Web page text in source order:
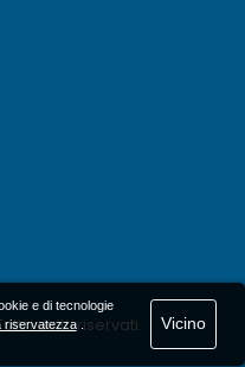
i diritti riservati.
e di tecnologie
riservatezza. Vicino